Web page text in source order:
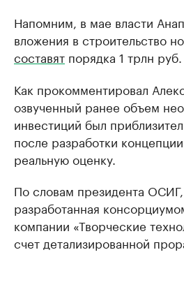
Напомним, в мае власти
вложения в строительство
составят порядка 1 трлн руб.
Как прокомментировал
озвученный ранее объем
инвестиций был
после разработки
реальную оценку.
По словам президента ОСИГ,
разработанная
компании «Творческие
счет детализированной